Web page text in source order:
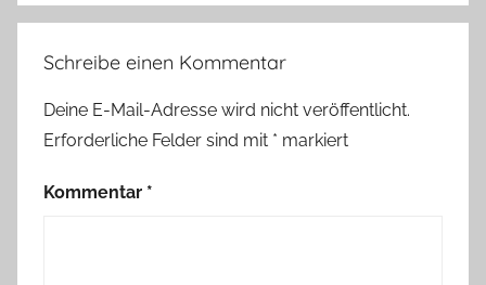
Schreibe einen Kommentar
Deine E-Mail-Adresse wird nicht veröffentlicht.
Erforderliche Felder sind mit * markiert
Kommentar *